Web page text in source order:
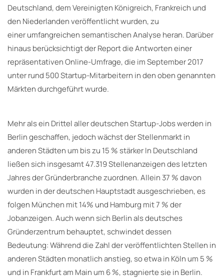
Deutschland, dem Vereinigten Königreich, Frankreich und
den Niederlanden veröffentlicht wurden, zu
einer umfangreichen semantischen Analyse heran. Darüber
hinaus berücksichtigt der Report die Antworten einer
repräsentativen Online-Umfrage, die im September 2017
unter rund 500 Startup-Mitarbeitern in den oben genannten
Märkten durchgeführt wurde.
Mehr als ein Drittel aller deutschen Startup-Jobs werden in
Berlin geschaffen, jedoch wächst der Stellenmarkt in
anderen Städten um bis zu 15 % stärker In Deutschland
ließen sich insgesamt 47.319 Stellenanzeigen des letzten
Jahres der Gründerbranche zuordnen. Allein 37 % davon
wurden in der deutschen Hauptstadt ausgeschrieben, es
folgen München mit 14% und Hamburg mit 7 % der
Jobanzeigen. Auch wenn sich Berlin als deutsches
Gründerzentrum behauptet, schwindet dessen
Bedeutung: Während die Zahl der veröffentlichten Stellen in
anderen Städten monatlich anstieg, so etwa in Köln um 5 %
und in Frankfurt am Main um 6 %, stagnierte sie in Berlin.